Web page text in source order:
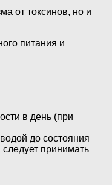
от токсинов, но и
питания и
в день (при
до состояния
принимать